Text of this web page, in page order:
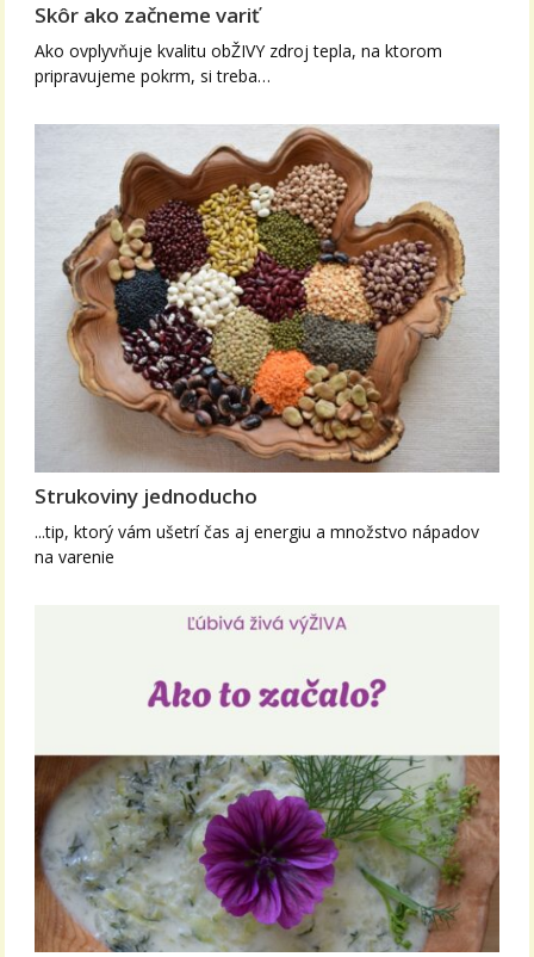
Skôr ako začneme variť
Ako ovplyvňuje kvalitu obŽIVY zdroj tepla, na ktorom
pripravujeme pokrm, si treba…
Strukoviny jednoducho
...tip, ktorý vám ušetrí čas aj energiu a množstvo nápadov
na varenie